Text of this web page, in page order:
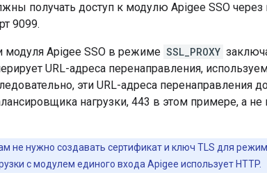
получать доступ к модулю Apigee SSO через
9099.
модуля Apigee SSO в режиме SSL_PROXY
URL-адреса перенаправления,
эти URL-адреса перенаправления
нагрузки, 443 в этом примере, а
не нужно создавать сертификат и ключ TLS для
с модулем единого входа Apigee использует HTTP.